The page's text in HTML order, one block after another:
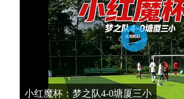
小红魔杯：梦之队4-0塘厦三小